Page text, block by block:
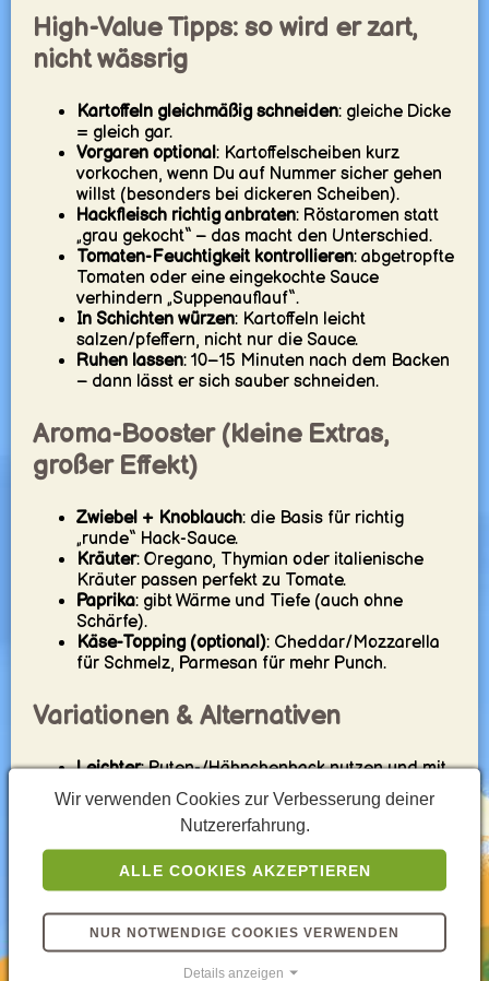
High-Value Tipps: so wird er zart,
nicht wässrig
Kartoffeln gleichmäßig schneiden: gleiche Dicke
= gleich gar.
Vorgaren optional: Kartoffelscheiben kurz
vorkochen, wenn Du auf Nummer sicher gehen
willst (besonders bei dickeren Scheiben).
Hackfleisch richtig anbraten: Röstaromen statt
„grau gekocht“ – das macht den Unterschied.
Tomaten-Feuchtigkeit kontrollieren: abgetropfte
Tomaten oder eine eingekochte Sauce
verhindern „Suppenauflauf“.
In Schichten würzen: Kartoffeln leicht
salzen/pfeffern, nicht nur die Sauce.
Ruhen lassen: 10–15 Minuten nach dem Backen
– dann lässt er sich sauber schneiden.
Aroma-Booster (kleine Extras,
großer Effekt)
Zwiebel + Knoblauch: die Basis für richtig
„runde“ Hack-Sauce.
Kräuter: Oregano, Thymian oder italienische
Kräuter passen perfekt zu Tomate.
Paprika: gibt Wärme und Tiefe (auch ohne
Schärfe).
Käse-Topping (optional): Cheddar/Mozzarella
für Schmelz, Parmesan für mehr Punch.
Variationen & Alternativen
Leichter: Puten-/Hähnchenhack nutzen und mit
Kräutern kräftig würzen.
Mehr Gemüse: Champignons, Paprika oder
Zucchini kurz anbraten und in die Sauce geben.
Cremiger: ein kleiner Anteil Sahne/Joghurt-
Schicht geht – aber sparsam, damit es nicht
wässrig wird.
Mediterran: Oliven dazu, mit Feta statt Cheddar
toppen.
Spicy: Chili-Flocken oder etwas Harissa in der
Tomatensauce.
Wir verwenden Cookies zur Verbesserung deiner
Nutzererfahrung.
ALLE COOKIES AKZEPTIEREN
NUR NOTWENDIGE COOKIES VERWENDEN
Details anzeigen